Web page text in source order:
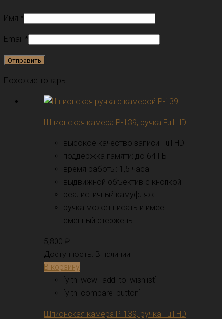
Имя *
Email *
Похожие товары
Шпионская камера P-139, ручка Full HD
высокое качество записи Full HD
поддержка памяти: до 64 ГБ
время работы: 1,5 часа
выдвижной объектив с кнопкой
реалистичный камуфляж
ручка может писать и имеет
сменный стержень
5,800 ₽
Доступность: В наличии
В корзину
[yith_wcwl_add_to_wishlist]
[yith_compare_button]
Шпионская камера P-139, ручка Full HD